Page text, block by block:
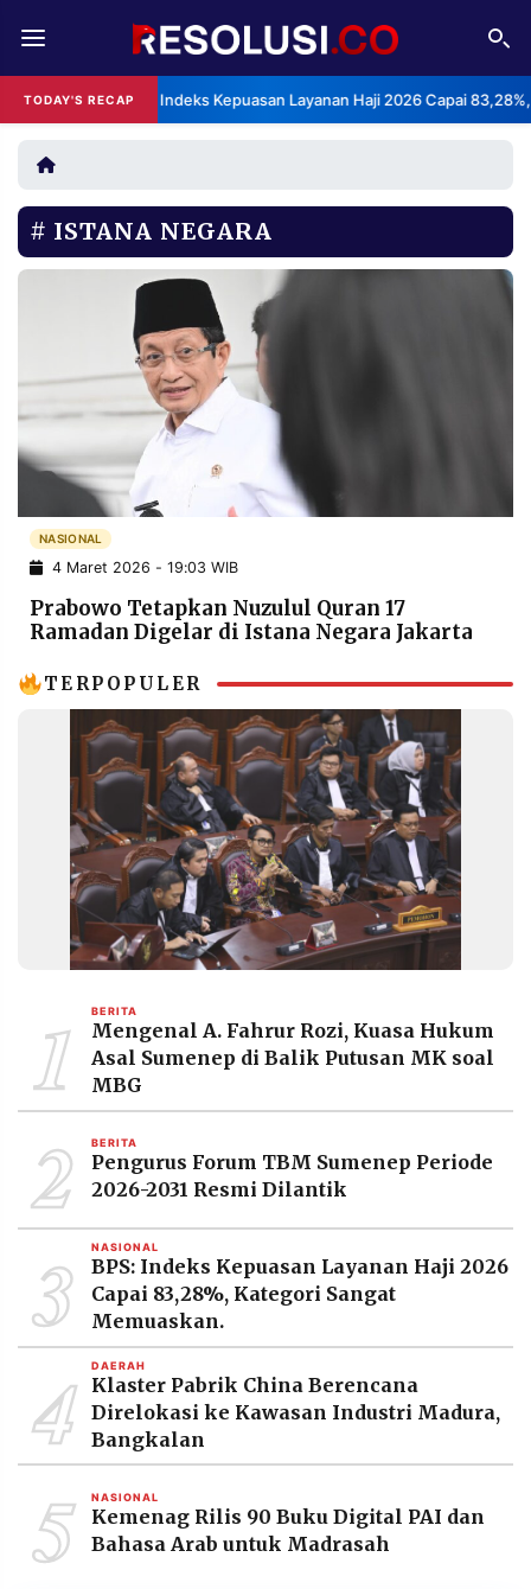
TODAY'S RECAP
• BPS: Indeks Kepuasan Layanan Haji 2026 Capai 83,28%,
REDAKSI TENTANG
RESOLUSI IKLAN
RUBRIKASI
EDITORIAL AKSARA
PERSONA
NASIONAL
MANCA SPORT
INFORMASI
PRIVACY
POLICY
INFORMASI
IKLAN
KIRIM
TULISAN
OF
SERVICE
IKUTI
KAMI
PT.
RESOLUSI
MEDIA
PRAMUDITA
©
Resolusi.co
2026
PT.
RESOLUSI
MEDIA
PRAMUDITA
ISTANA NEGARA
NASIONAL
4 Maret 2026 - 19:03 WIB
Prabowo Tetapkan Nuzulul Quran 17
Ramadan Digelar di Istana Negara Jakarta
TERPOPULER
1 BERITA
Mengenal A. Fahrur Rozi, Kuasa Hukum
Asal Sumenep di Balik Putusan MK soal
MBG
2 BERITA
Pengurus Forum TBM Sumenep Periode
2026-2031 Resmi Dilantik
3 NASIONAL
BPS: Indeks Kepuasan Layanan Haji 2026
Capai 83,28%, Kategori Sangat
Memuaskan.
4 DAERAH
Klaster Pabrik China Berencana
Direlokasi ke Kawasan Industri Madura,
Bangkalan
5 NASIONAL
Kemenag Rilis 90 Buku Digital PAI dan
Bahasa Arab untuk Madrasah